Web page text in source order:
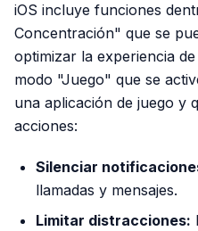
iOS incluye funciones
Concentración" que se
optimizar la experiencia
modo "Juego" que se
una aplicación de juego y
acciones:
Silenciar
llamadas y mensajes.
Limitar distracciones: